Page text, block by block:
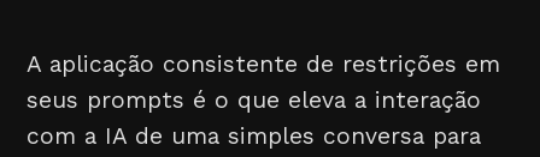
A aplicação consistente de restrições em
seus prompts é o que eleva a interação
com a IA de uma simples conversa para